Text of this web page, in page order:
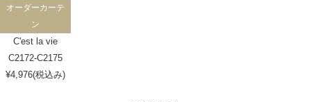
オーダーカーテ
ン
C'est la vie
C2172-C2175
¥4,976(税込み)